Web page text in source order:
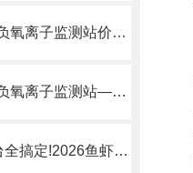
风途仪器/推送:景区负氧离子监测站价格—全程跟踪记录各个点的环境变化
气象仪器/科普:景区负氧离子监测站—能够实时监测景区的空气质量
病毒+细菌+真菌一台全搞定!2026鱼虾病害“全谱检测仪”靠谱供应商实力榜单